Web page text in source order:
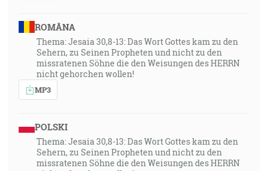
ROMÂNA
Thema: Jesaia 30,8-13: Das Wort Gottes kam zu den
Sehern, zu Seinen Propheten und nicht zu den
missratenen Söhne die den Weisungen des HERRN
nicht gehorchen wollen!
MP3
POLSKI
Thema: Jesaia 30,8-13: Das Wort Gottes kam zu den
Sehern, zu Seinen Propheten und nicht zu den
missratenen Söhne die den Weisungen des HERRN